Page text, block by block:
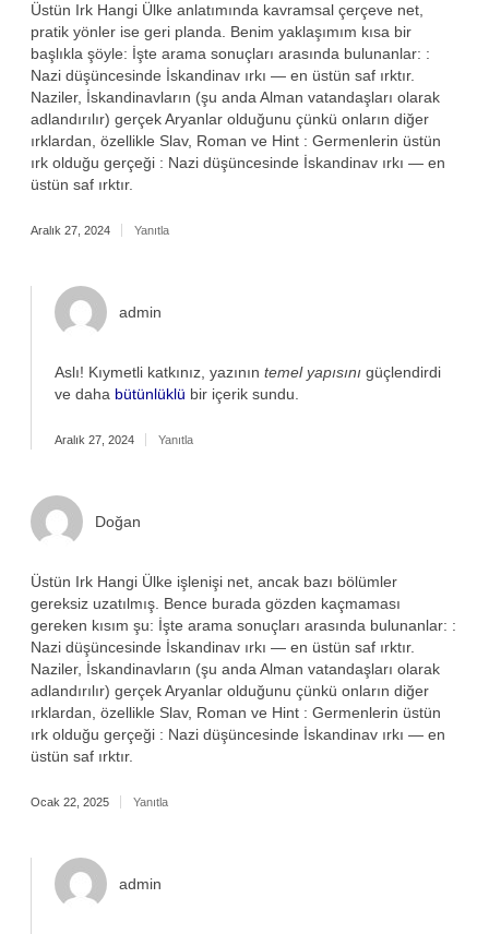
Üstün Irk Hangi Ülke anlatımında kavramsal çerçeve net,
pratik yönler ise geri planda. Benim yaklaşımım kısa bir
başlıkla şöyle: İşte arama sonuçları arasında bulunanlar: :
Nazi düşüncesinde İskandinav ırkı — en üstün saf ırktır.
Naziler, İskandinavların (şu anda Alman vatandaşları olarak
adlandırılır) gerçek Aryanlar olduğunu çünkü onların diğer
ırklardan, özellikle Slav, Roman ve Hint : Germenlerin üstün
ırk olduğu gerçeği : Nazi düşüncesinde İskandinav ırkı — en
üstün saf ırktır.
Aralık 27, 2024 Yanıtla
admin
Aslı! Kıymetli katkınız, yazının temel yapısını güçlendirdi
ve daha bütünlüklü bir içerik sundu.
Aralık 27, 2024 Yanıtla
Doğan
Üstün Irk Hangi Ülke işlenişi net, ancak bazı bölümler
gereksiz uzatılmış. Bence burada gözden kaçmaması
gereken kısım şu: İşte arama sonuçları arasında bulunanlar: :
Nazi düşüncesinde İskandinav ırkı — en üstün saf ırktır.
Naziler, İskandinavların (şu anda Alman vatandaşları olarak
adlandırılır) gerçek Aryanlar olduğunu çünkü onların diğer
ırklardan, özellikle Slav, Roman ve Hint : Germenlerin üstün
ırk olduğu gerçeği : Nazi düşüncesinde İskandinav ırkı — en
üstün saf ırktır.
Ocak 22, 2025 Yanıtla
admin